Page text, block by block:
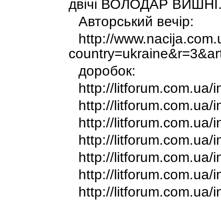
двічі ВОЛОДАР
Авторський вечір:
http://
доробок:
http://litforum.com.ua/
http://litforum.com.ua/
http://litforum.com.ua/
http://litforum.com.ua/
http://litforum.com.ua/
http://litforum.com.ua/
http://litforum.com.ua/